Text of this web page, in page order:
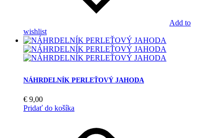
Add to
wishlist
NÁHRDELNÍK PERLEŤOVÝ JAHODA
€ 9,00
Pridať do košíka